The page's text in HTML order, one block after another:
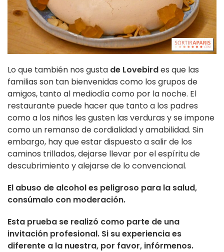
Lo que también nos gusta de Lovebirdes que las
familias son tan bienvenidas como los grupos de
amigos, tanto al mediodía como por la noche. El
restaurante puede hacer que tanto a los padres
como a los niños les gusten las verduras y se impone
como un remanso de cordialidad y amabilidad. Sin
embargo, hay que estar dispuesto a salir de los
caminos trillados, dejarse llevar por el espíritu de
descubrimiento y alejarse de lo convencional.
El abuso de alcohol es peligroso para la salud,
consúmalo con moderación.
Esta prueba se realizó como parte de una
invitación profesional. Si su experiencia es
diferente a la nuestra, por favor, infórmenos.